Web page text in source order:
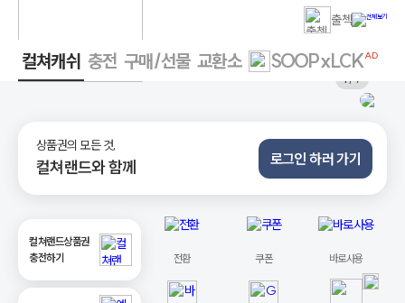
출첵
컬쳐캐쉬 충전 구매/선물 교환소 SOOPxLCKAD
1/ 7
상품권의 모든 것,
컬쳐랜드와 함께 로그인 하러 가기
컬쳐랜드상품권
충전하기
전환 쿠폰 바로사용